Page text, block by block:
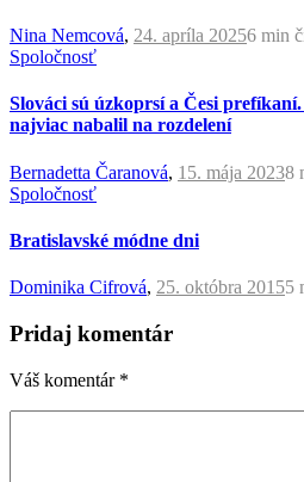
Nina Nemcová, 24. apríla 20256 min
Spoločnosť
Slováci sú úzkoprsí a Česi
najviac nabalil na rozdelení
Bernadetta Čaranová, 15. mája 20238
Spoločnosť
Bratislavské módne dni
Dominika Cifrová, 25. októbra 20155
Pridaj komentár
Váš komentár *